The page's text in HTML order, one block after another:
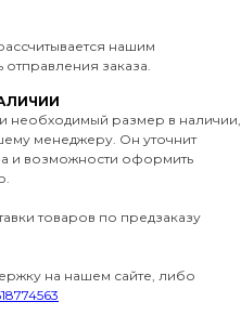
нашим
заказа.
необходимый размер в наличии,
менеджеру. Он уточнит
и возможности оформить
товаров по предзаказу
на нашем сайте, либо